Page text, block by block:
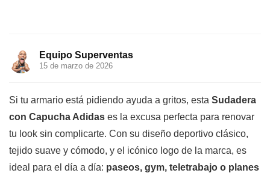
Equipo Superventas
15 de marzo de 2026
Si tu armario está pidiendo ayuda a gritos, esta Sudadera
con Capucha Adidas es la excusa perfecta para renovar
tu look sin complicarte. Con su diseño deportivo clásico,
tejido suave y cómodo, y el icónico logo de la marca, es
ideal para el día a día: paseos, gym, teletrabajo o planes